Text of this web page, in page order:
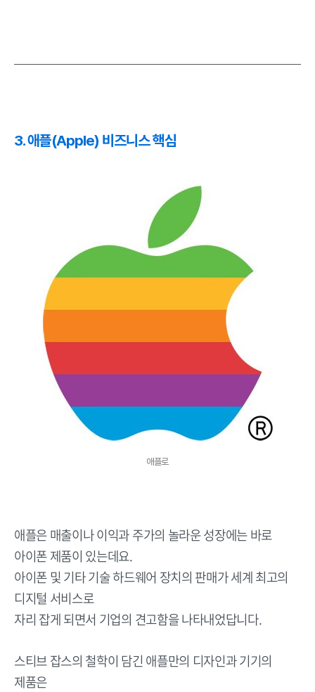
3. 애플(Apple) 비즈니스 핵심
애플로
애플은 매출이나 이익과 주가의 놀라운 성장에는 바로
아이폰 제품이 있는데요.
아이폰 및 기타 기술 하드웨어 장치의 판매가 세계 최고의
디지털 서비스로
자리 잡게 되면서 기업의 견고함을 나타내었답니다.
스티브 잡스의 철학이 담긴 애플만의 디자인과 기기의
제품은